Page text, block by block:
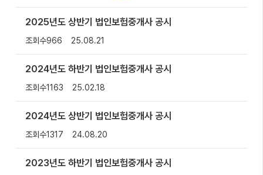
2025년도 상반기 법인보험중개사 공시
조회수966 25.08.21
2024년도 하반기 법인보험중개사 공시
조회수1163 25.02.18
2024년도 상반기 법인보험중개사 공시
조회수1317 24.08.20
2023년도 하반기 법인보험중개사 공시